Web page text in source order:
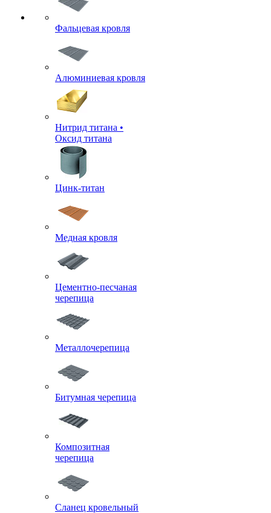
Фальцевая кровля
Алюминиевая кровля
Нитрид титана •
Оксид титана
Цинк-титан
Медная кровля
Цементно-песчаная
черепица
Металлочерепица
Битумная черепица
Композитная
черепица
Сланец кровельный